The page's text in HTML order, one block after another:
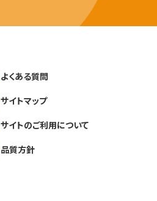
よくある質問
サイトマップ
サイトのご利用について
品質方針